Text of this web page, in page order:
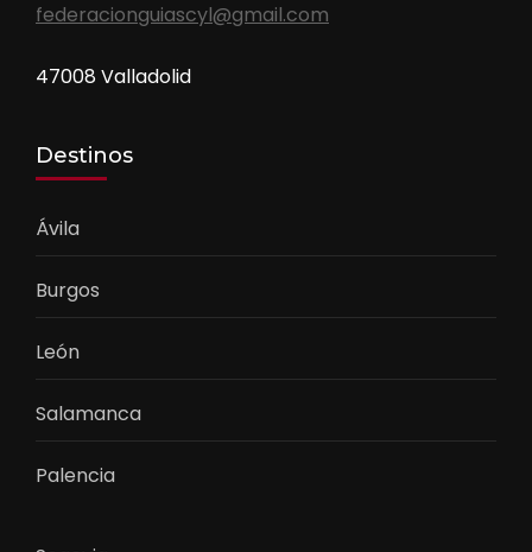
federacionguiascyl@gmail.com
47008 Valladolid
Destinos
Ávila
Burgos
León
Salamanca
Palencia